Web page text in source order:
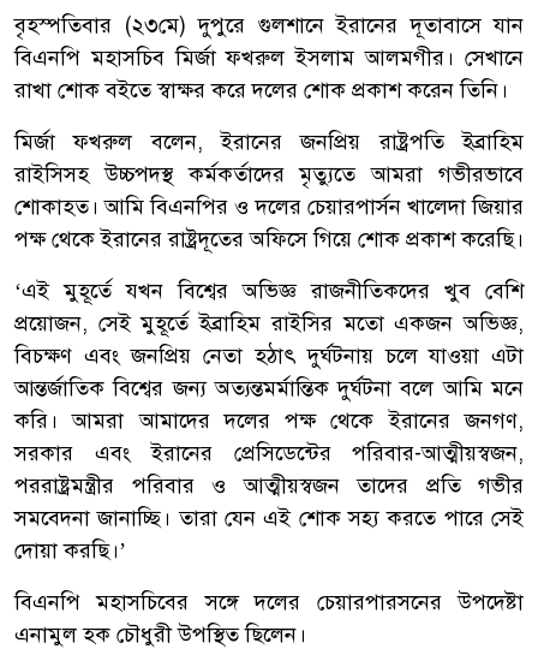
বৃহস্পতিবার (২৩মে) দুপুরে গুলশানে ইরানের দূতাবাসে যান
বিএনপি মহাসচিব মির্জা ফখরুল ইসলাম আলমগীর। সেখানে
রাখা শোক বইতে স্বাক্ষর করে দলের শোক প্রকাশ করেন তিনি।
মির্জা ফখরুল বলেন, ইরানের জনপ্রিয় রাষ্ট্রপতি ইব্রাহিম
রাইসিসহ উচ্চপদস্থ কর্মকর্তাদের মৃত্যুতে আমরা গভীরভাবে
শোকাহত। আমি বিএনপির ও দলের চেয়ারপার্সন খালেদা জিয়ার
পক্ষ থেকে ইরানের রাষ্ট্রদূতের অফিসে গিয়ে শোক প্রকাশ করেছি।
‘এই মুহূর্তে যখন বিশ্বের অভিজ্ঞ রাজনীতিকদের খুব বেশি
প্রয়োজন, সেই মুহূর্তে ইব্রাহিম রাইসির মতো একজন অভিজ্ঞ,
বিচক্ষণ এবং জনপ্রিয় নেতা হঠাৎ দুর্ঘটনায় চলে যাওয়া এটা
আন্তর্জাতিক বিশ্বের জন্য অত্যন্তমর্মান্তিক দুর্ঘটনা বলে আমি মনে
করি। আমরা আমাদের দলের পক্ষ থেকে ইরানের জনগণ,
সরকার এবং ইরানের প্রেসিডেন্টের পরিবার-আত্মীয়স্বজন,
পররাষ্ট্রমন্ত্রীর পরিবার ও আত্মীয়স্বজন তাদের প্রতি গভীর
সমবেদনা জানাচ্ছি। তারা যেন এই শোক সহ্য করতে পারে সেই
দোয়া করছি।’
বিএনপি মহাসচিবের সঙ্গে দলের চেয়ারপারসনের উপদেষ্টা
এনামুল হক চৌধুরী উপস্থিত ছিলেন।